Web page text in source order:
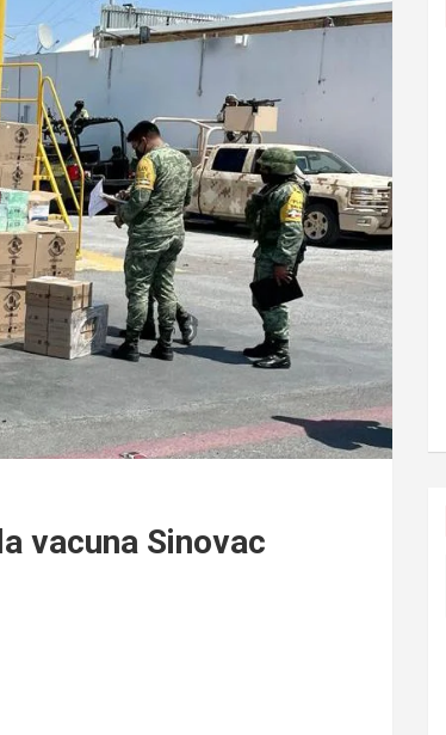
vacuna Sinovac